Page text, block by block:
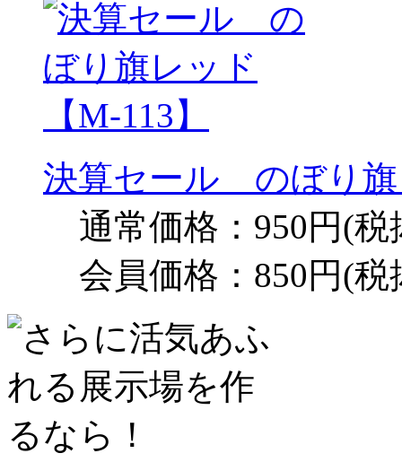
決算セール のぼり旗
通常価格：950円(税
会員価格：850円(税